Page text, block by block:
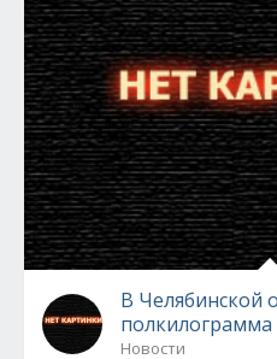
В Челябинской
полкилограмма
Новости